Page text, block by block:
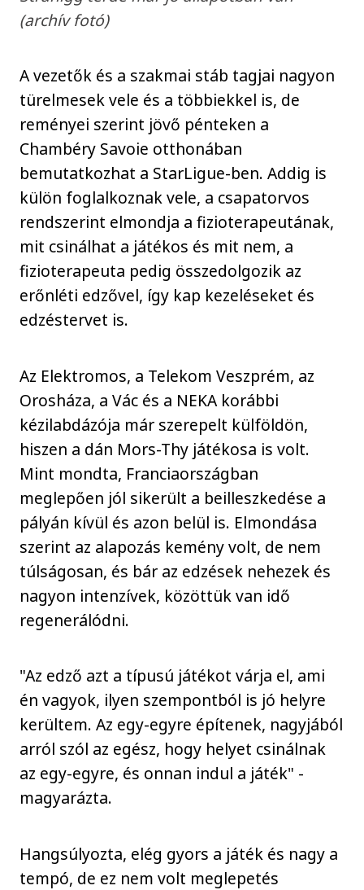
(archív fotó)
A vezetők és a szakmai stáb tagjai nagyon
türelmesek vele és a többiekkel is, de
reményei szerint jövő pénteken a
Chambéry Savoie otthonában
bemutatkozhat a StarLigue-ben. Addig is
külön foglalkoznak vele, a csapatorvos
rendszerint elmondja a fizioterapeutának,
mit csinálhat a játékos és mit nem, a
fizioterapeuta pedig összedolgozik az
erőnléti edzővel, így kap kezeléseket és
edzéstervet is.
Az Elektromos, a Telekom Veszprém, az
Orosháza, a Vác és a NEKA korábbi
kézilabdázója már szerepelt külföldön,
hiszen a dán Mors-Thy játékosa is volt.
Mint mondta, Franciaországban
meglepően jól sikerült a beilleszkedése a
pályán kívül és azon belül is. Elmondása
szerint az alapozás kemény volt, de nem
túlságosan, és bár az edzések nehezek és
nagyon intenzívek, közöttük van idő
regenerálódni.
"Az edző azt a típusú játékot várja el, ami
én vagyok, ilyen szempontból is jó helyre
kerültem. Az egy-egyre építenek, nagyjából
arról szól az egész, hogy helyet csinálnak
az egy-egyre, és onnan indul a játék" -
magyarázta.
Hangsúlyozta, elég gyors a játék és nagy a
tempó, de ez nem volt meglepetés